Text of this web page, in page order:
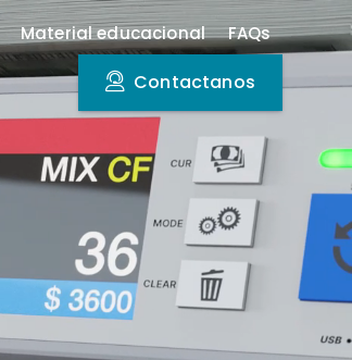
Material educacional FAQs
Contactanos